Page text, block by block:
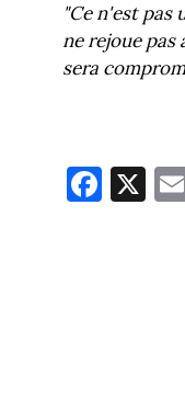
"Ce n'est pas
ne rejoue pas
sera
Fa
ce
X